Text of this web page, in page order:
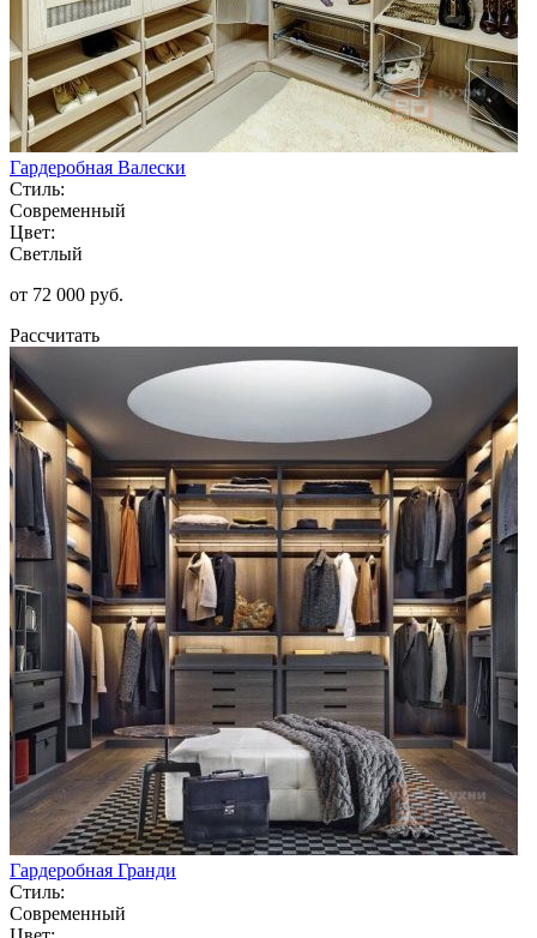
Гардеробная Валески
Стиль:
Современный
Цвет:
Светлый
от 72 000 руб.
Рассчитать
Гардеробная Гранди
Стиль:
Современный